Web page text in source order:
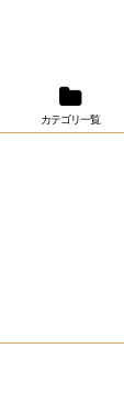
カテゴリ一覧